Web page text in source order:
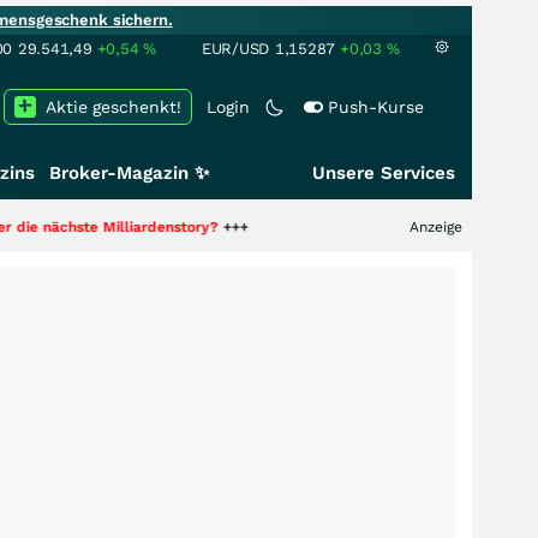
sichern.
29.541,49 +0,54% EUR/USD 1,15287 +0,03 %
Login Push-Kurse
Aktie geschenkt!
Broker-Magazin ✨ Unsere Services
Milliardenstory?+++ Anzeige